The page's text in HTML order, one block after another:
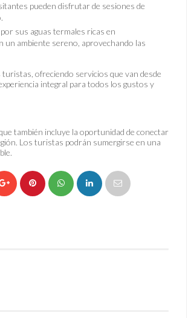
pueden disfrutar de sesiones de
sus aguas termales ricas en
un ambiente sereno, aprovechando las
ofreciendo servicios que van desde
integral para todos los gustos y
también incluye la oportunidad de conectar
Los turistas podrán sumergirse en una